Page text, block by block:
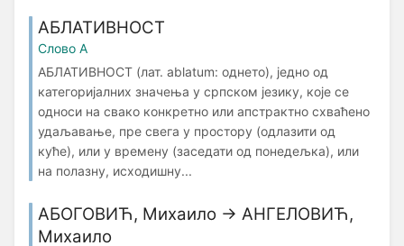
АБЛАТИВНОСТ
Слово А
АБЛАТИВНОСТ (лат. аblatum: однeто), једно од
категоријалних значења у српском језику, које се
односи на свако конкретно или апстрактно схваћено
удаљавање, пре свега у простору (одлазити од
куће), или у времену (заседати од понедељка), или
на полазну, исходишну...
АБОГОВИЋ, Михаило → АНГЕЛОВИЋ,
Михаило